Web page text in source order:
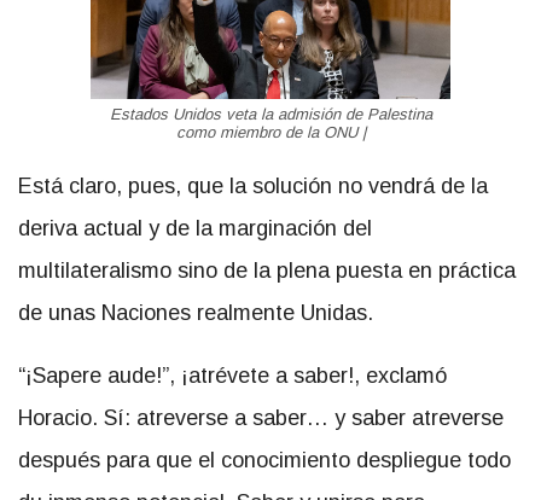
Estados Unidos veta la admisión de Palestina
como miembro de la ONU |
Está claro, pues, que la solución no vendrá de la
deriva actual y de la marginación del
multilateralismo sino de la plena puesta en práctica
de unas Naciones realmente Unidas.
“¡Sapere aude!”, ¡atrévete a saber!, exclamó
Horacio. Sí: atreverse a saber… y saber atreverse
después para que el conocimiento despliegue todo